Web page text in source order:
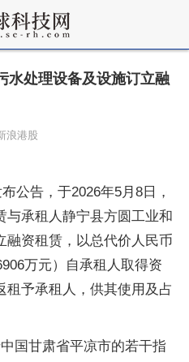
水处理设备及设施订立融
浪港股
公告，于2026年5月8日，
与承租人静宁县方圆工业和
融资租赁，以总代价人民币
万元）自承租人取得资
租予承租人，供其使用及占
国甘肃省平凉市的若干指